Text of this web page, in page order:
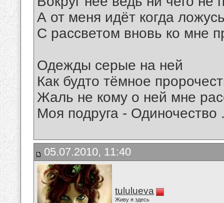
А от меня идёт когда
С рассветом вновь ко мне
Одежды серые на ней
Как будто тёмное
Жаль не кому о ней мне
Моя подруга - Одиночество
05.07.2010, 11:40
tululueva
Живу я здесь